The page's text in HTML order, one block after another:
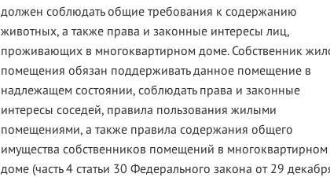
должен соблюдать общие требования к содержанию
животных, а также права и законные интересы лиц,
проживающих в многоквартирном доме. Собственник
помещения обязан поддерживать данное помещение в
надлежащем состоянии, соблюдать права и законные
интересы соседей, правила пользования жилыми
помещениями, а также правила содержания общего
имущества собственников помещений в многоквартирном
доме (часть 4 статьи 30 Федерального закона от 29